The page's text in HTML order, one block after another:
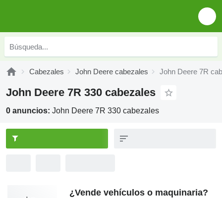
Cabezales John Deere cabezales John Deere 7R
John Deere 7R 330 cabezales
0 anuncios: John Deere 7R 330 cabezales
¿Vende vehículos o maquinaria?